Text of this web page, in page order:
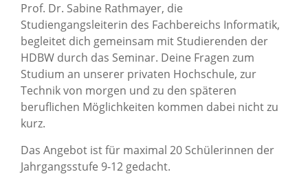
Prof. Dr. Sabine Rathmayer, die
Studiengangsleiterin des Fachbereichs Informatik,
begleitet dich gemeinsam mit Studierenden der
HDBW durch das Seminar. Deine Fragen zum
Studium an unserer privaten Hochschule, zur
Technik von morgen und zu den späteren
beruflichen Möglichkeiten kommen dabei nicht zu
kurz.
Das Angebot ist für maximal 20 Schülerinnen der
Jahrgangsstufe 9-12 gedacht.